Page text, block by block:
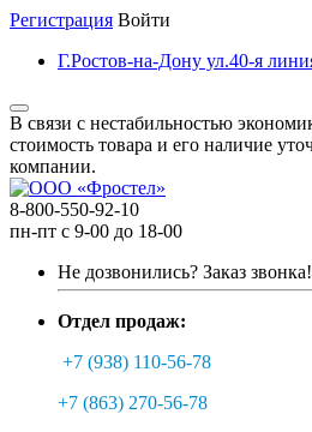
Регистрация Войти
Г.Ростов-на-Дону ул.40-я
В связи с нестабильностью
стоимость товара и его наличие
компании.
8-800-550-92-10
пн-пт с 9-00 до 18-00
Не дозвонились? Заказ звонка!
Отдел продаж:
+7 (938) 110-56-78
+7 (863) 270-56-78